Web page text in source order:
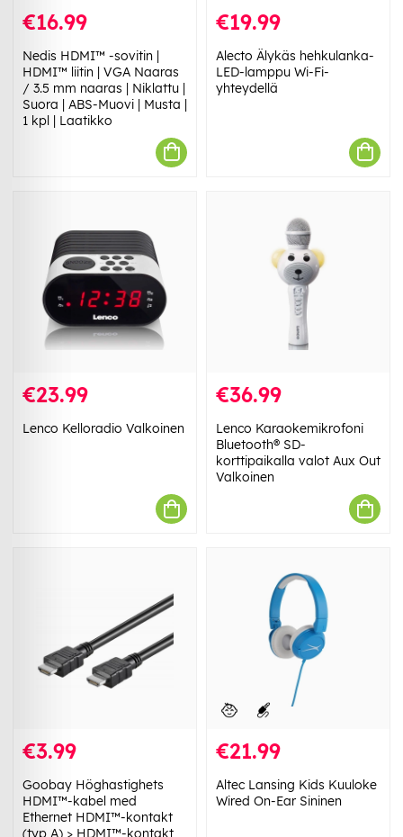
€16.99
Nedis HDMI™ -sovitin |
HDMI™ liitin | VGA Naaras
/ 3.5 mm naaras | Niklattu |
Suora | ABS-Muovi | Musta |
1 kpl | Laatikko
€19.99
Alecto Älykäs hehkulanka-
LED-lamppu Wi-Fi-
yhteydellä
€23.99
Lenco Kelloradio Valkoinen
€36.99
Lenco Karaokemikrofoni
Bluetooth® SD-
korttipaikalla valot Aux Out
Valkoinen
€3.99
Goobay Höghastighets
HDMI™-kabel med
Ethernet HDMI™-kontakt
(typ A) > HDMI™-kontakt
€21.99
Altec Lansing Kids Kuuloke
Wired On-Ear Sininen